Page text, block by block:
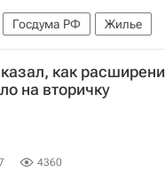
Госдума РФ Жилье
как
на вторичку
4360